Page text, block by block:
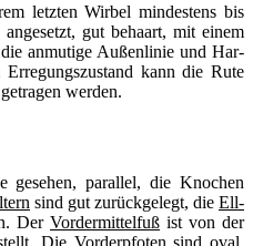
letz­ten Wir­bel min­des­tens bis
gut behaart, mit einem
anmu­ti­ge Außen­li­nie und Har­
kann die Rute
werden.
par­al­lel, die Kno­chen
sind gut zurück­ge­legt, die Ell­
Der Vor­der­mit­tel­fuß ist von der
Die Vor­der­pfo­ten sind oval,